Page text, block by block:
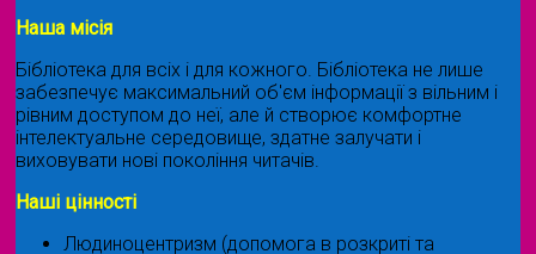
Наша місія
Бібліотека для всіх і для кожного. Бібліотека не лише
забезпечує максимальний об'єм інформації з вільним і
рівним доступом до неї, але й створює комфортне
інтелектуальне середовище, здатне залучати і
виховувати нові покоління читачів.
Наші цінності
Людиноцентризм (допомога в розкриті та